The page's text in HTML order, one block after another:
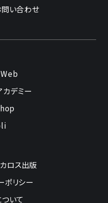
い合わせ
カデミー
ロス出版
ポリシー
いて